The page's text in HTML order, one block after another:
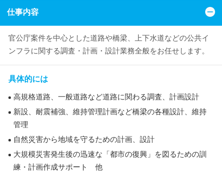
仕事内容
官公庁案件を中心とした道路や橋梁、上下水道などの公共イ
ンフラに関する調査・計画・設計業務全般をお任せします。
具体的には
高規格道路、一般道路など道路に関わる調査、計画設計
新設、耐震補強、維持管理計画など橋梁の各種設計、維持
管理
自然災害から地域を守るための計画、設計
大規模災害発生後の迅速な「都市の復興」を図るための訓
練・計画作成サポート 他